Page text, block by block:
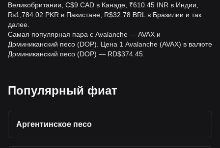
Великобритании, C$9 CAD в Канаде, ₹610.45 INR в Индии,
₨1,784.02 PKR в Пакистане, R$32.78 BRL в Бразилии и так
далее.
Самая популярная пара с Avalanche — AVAX и
Доминиканский песо (DOP). Цена 1 Avalanche (AVAX) в валюте
Доминиканский песо (DOP) — RD$374.45.
Популярный фиат
Аргентинское песо